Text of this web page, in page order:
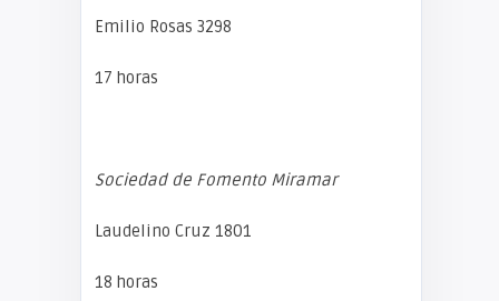
Emilio Rosas 3298
17 horas
Sociedad de Fomento Miramar
Laudelino Cruz 1801
18 horas